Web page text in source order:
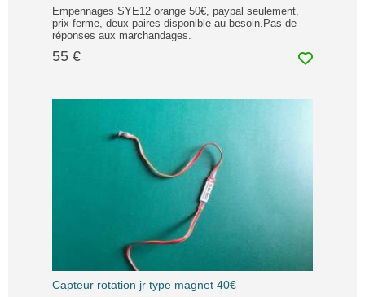
Empennages SYE12 orange 50€, paypal seulement,
prix ferme, deux paires disponible au besoin.Pas de
réponses aux marchandages.
55 €
Capteur rotation jr type magnet 40€